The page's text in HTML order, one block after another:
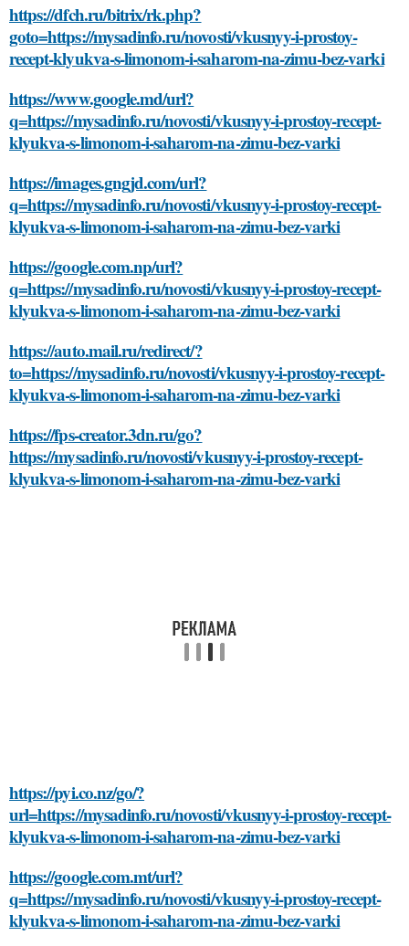
https://dfch.ru/bitrix/rk.php?
goto=https://mysadinfo.ru/novosti/vkusnyy-i-prostoy-
recept-klyukva-s-limonom-i-saharom-na-zimu-bez-varki
https://www.google.md/url?
q=https://mysadinfo.ru/novosti/vkusnyy-i-prostoy-recept-
klyukva-s-limonom-i-saharom-na-zimu-bez-varki
https://images.gngjd.com/url?
q=https://mysadinfo.ru/novosti/vkusnyy-i-prostoy-recept-
klyukva-s-limonom-i-saharom-na-zimu-bez-varki
https://google.com.np/url?
q=https://mysadinfo.ru/novosti/vkusnyy-i-prostoy-recept-
klyukva-s-limonom-i-saharom-na-zimu-bez-varki
https://auto.mail.ru/redirect/?
to=https://mysadinfo.ru/novosti/vkusnyy-i-prostoy-recept-
klyukva-s-limonom-i-saharom-na-zimu-bez-varki
https://fps-creator.3dn.ru/go?
https://mysadinfo.ru/novosti/vkusnyy-i-prostoy-recept-
klyukva-s-limonom-i-saharom-na-zimu-bez-varki
https://pyi.co.nz/go/?
url=https://mysadinfo.ru/novosti/vkusnyy-i-prostoy-recept-
klyukva-s-limonom-i-saharom-na-zimu-bez-varki
https://google.com.mt/url?
q=https://mysadinfo.ru/novosti/vkusnyy-i-prostoy-recept-
klyukva-s-limonom-i-saharom-na-zimu-bez-varki